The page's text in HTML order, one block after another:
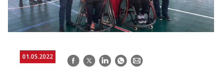
01.05.2022 Facebook
TwitterLinkedInWhatsApp
E-